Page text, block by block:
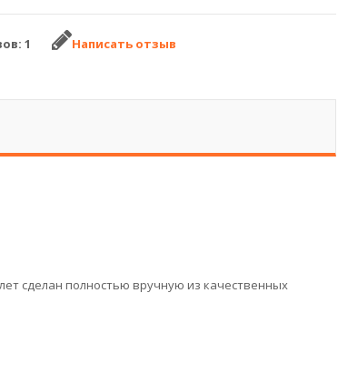
1 Написать отзыв
сделан полностью вручную из качественных